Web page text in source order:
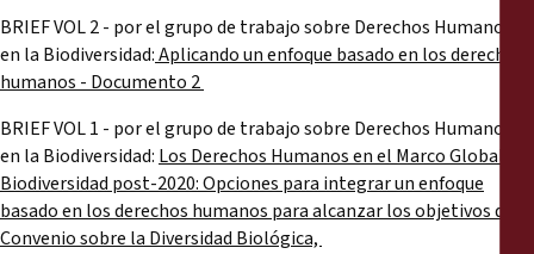
BRIEF VOL 2 - por el grupo de trabajo sobre Derechos Humanos
en la Biodiversidad:Aplicando un enfoque basado en los derechos
humanos - Documento 2
BRIEF VOL 1 - por el grupo de trabajo sobre Derechos Humanos
en la Biodiversidad: Los Derechos Humanos en el Marco Global de
Biodiversidad post-2020: Opciones para integrar un enfoque
basado en los derechos humanos para alcanzar los objetivos del
Convenio sobre la Diversidad Biológica,